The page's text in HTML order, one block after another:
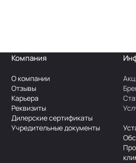
Компания
О компании
Отзывы
Карьера
Реквизиты
Дилерские сертификаты
Учредительные документы